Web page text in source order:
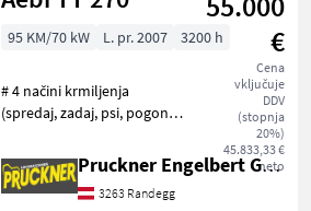
€
Cena
vključuje
DDV
(stopnja
20%)
45.833,33 €
neto
95 KM/70 kW L. pr. 2007 3200 h
# 4 načini krmiljenja
(spredaj, zadaj, psi, pogon
naprava # 40 km/h #
Vzmetna zavora # Na voljo
je certifikat tipa # Opravljen
Pruckner Engelbert GmbH
3263 Randegg